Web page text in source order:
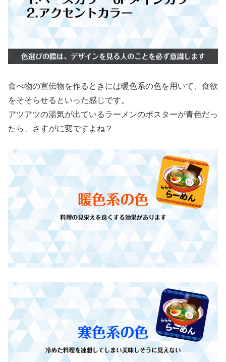
食べ物の宣伝物を作るときには暖色系の色を用いて、食欲
をそそらせるといった感じです。
アツアツの湯気が出ているラーメンのポスターが青色だっ
たら、さすがに変ですよね？